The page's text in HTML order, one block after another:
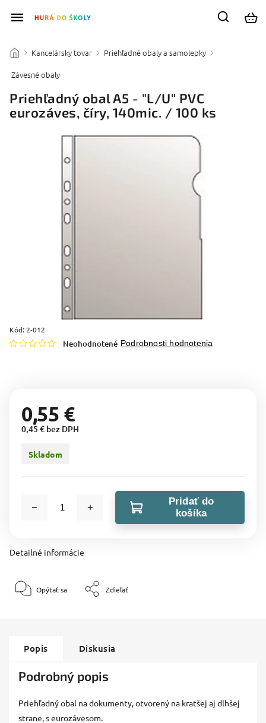
/ Kancelársky tovar / Priehľadné obaly a samolepky /
Závesné obaly
Priehľadný obal A5 - "L/U" PVC
eurozáves, číry, 140mic. / 100 ks
Kód: 2-012
Neohodnotené Podrobnosti hodnotenia
0,55 €
0,45 € bez DPH
Skladom
Pridať do
košíka
Detailné informácie
Opýtať sa Zdieľať
Popis Diskusia
Podrobný popis
Priehľadný obal na dokumenty, otvorený na kratšej aj dlhšej
strane, s eurozávesom.